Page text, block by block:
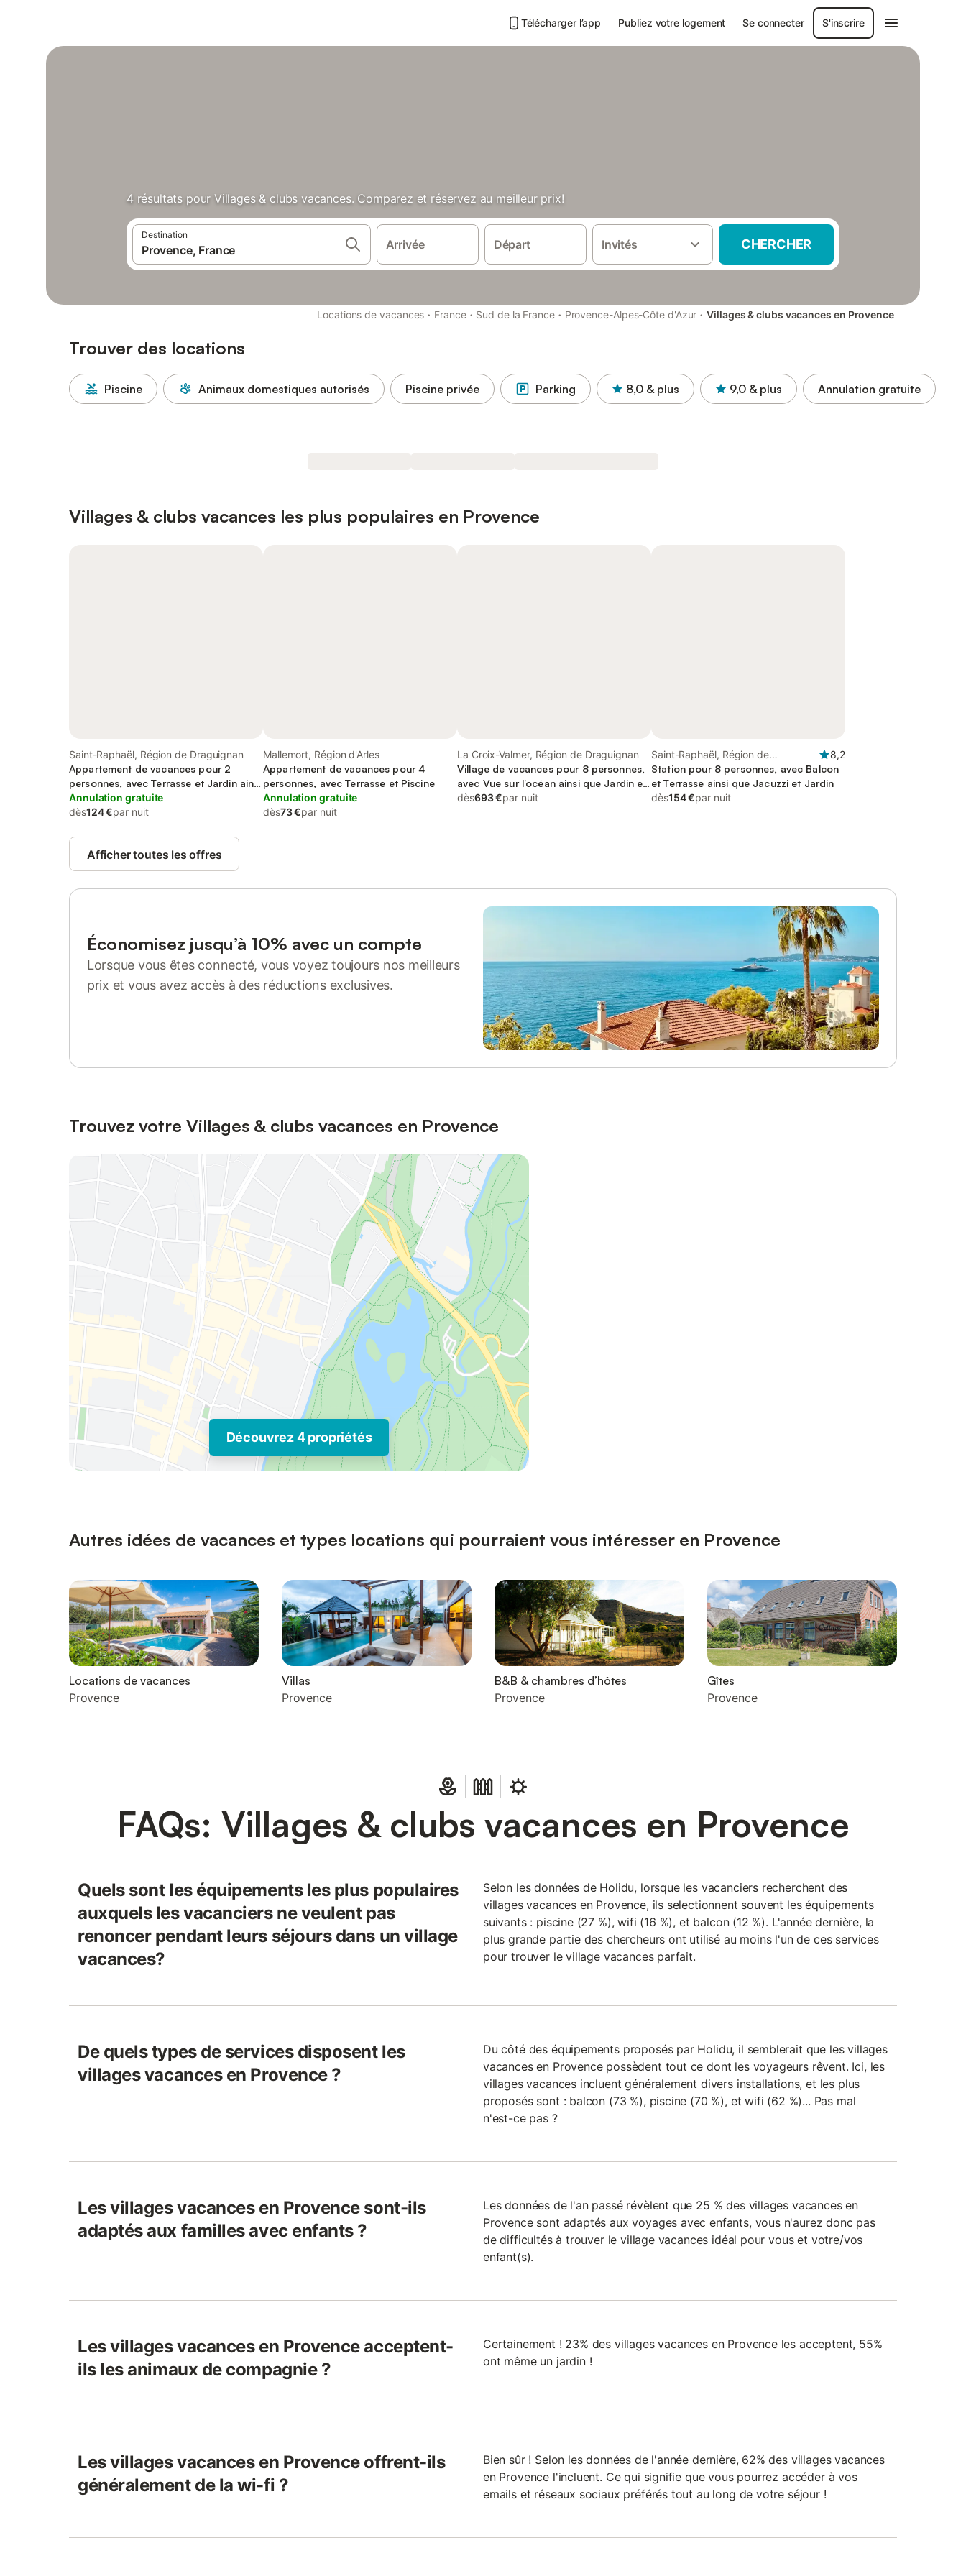
Télécharger l’app Publiez votre logement Se connecter S'inscrire
4 résultats pour Villages & clubs vacances. Comparez et réservez au meilleur prix!
Destination
Arrivée Départ Invités CHERCHER
Locations de vacances · France · Sud de la France · Provence-Alpes-Côte d'Azur · Villages & clubs vacances en Provence
Trouver des locations
Piscine Animaux domestiques autorisés Piscine privée Parking 8,0 & plus 9,0 & plus Annulation gratuite
Villages & clubs vacances les plus populaires en Provence
Saint-Raphaël, Région de Draguignan
Appartement de vacances pour 2
personnes, avec Terrasse et Jardin ainsi
que Bassin pour enfant et Piscine
Annulation gratuite
dès124 €par nuit
Mallemort, Région d'Arles
Appartement de vacances pour 4
personnes, avec Terrasse et Piscine
Annulation gratuite
dès73 €par nuit
La Croix-Valmer, Région de Draguignan
Village de vacances pour 8 personnes,
avec Vue sur l’océan ainsi que Jardin et
Piscine
dès693 €par nuit
Saint-Raphaël, Région de
Draguignan
8,2
Station pour 8 personnes, avec Balcon
et Terrasse ainsi que Jacuzzi et Jardin
dès154 €par nuit
Afficher toutes les offres
Économisez jusqu’à 10% avec un compte
Lorsque vous êtes connecté, vous voyez toujours nos meilleurs
prix et vous avez accès à des réductions exclusives.
Trouvez votre Villages & clubs vacances en Provence
Découvrez 4 propriétés
Autres idées de vacances et types locations qui pourraient vous intéresser en Provence
Locations de vacances
Provence
Villas
Provence
B&B & chambres d’hôtes
Provence
Gîtes
Provence
FAQs: Villages & clubs vacances en Provence
Quels sont les équipements les plus populaires
auxquels les vacanciers ne veulent pas
renoncer pendant leurs séjours dans un village
vacances?
Selon les données de Holidu, lorsque les vacanciers recherchent des
villages vacances en Provence, ils selectionnent souvent les équipements
suivants : piscine (27 %), wifi (16 %), et balcon (12 %). L'année dernière, la
plus grande partie des chercheurs ont utilisé au moins l'un de ces services
pour trouver le village vacances parfait.
De quels types de services disposent les
villages vacances en Provence ?
Du côté des équipements proposés par Holidu, il semblerait que les villages
vacances en Provence possèdent tout ce dont les voyageurs rêvent. Ici, les
villages vacances incluent généralement divers installations, et les plus
proposés sont : balcon (73 %), piscine (70 %), et wifi (62 %)... Pas mal
n'est-ce pas ?
Les villages vacances en Provence sont-ils
adaptés aux familles avec enfants ?
Les données de l'an passé révèlent que 25 % des villages vacances en
Provence sont adaptés aux voyages avec enfants, vous n'aurez donc pas
de difficultés à trouver le village vacances idéal pour vous et votre/vos
enfant(s).
Les villages vacances en Provence acceptent-
ils les animaux de compagnie ?
Certainement ! 23% des villages vacances en Provence les acceptent, 55%
ont même un jardin !
Les villages vacances en Provence offrent-ils
généralement de la wi-fi ?
Bien sûr ! Selon les données de l'année dernière, 62% des villages vacances
en Provence l'incluent. Ce qui signifie que vous pourrez accéder à vos
emails et réseaux sociaux préférés tout au long de votre séjour !